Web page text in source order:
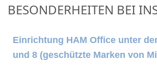
BESONDERHEITEN BEI
Einrichtung HAM Office unter
und 8 (geschützte Marken von